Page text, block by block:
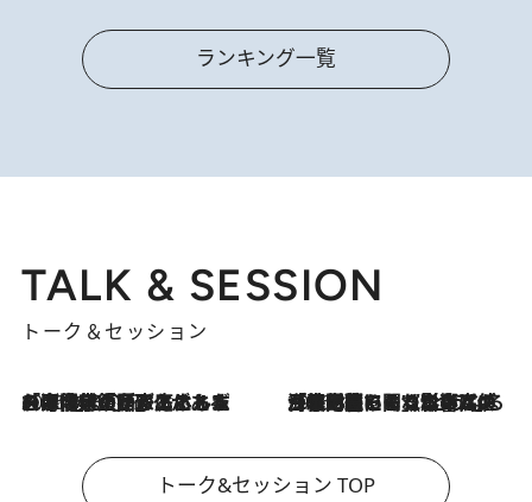
ランキング一覧
TALK & SESSION
トーク＆セッション
2026.8.3
「今後値上げがあるとすれば…」「リスクがあるのは今年の冬」エネルギー専門家が語る、ホルムズ海峡封鎖が家庭にもたらす“ある心配” 2026.8.3
「住宅建てられない…」「サーチャージ料の高値が続いている」ホルムズ海峡封鎖による影響はいつまで続く？《エネルギー専門家に聞く“どうなる日本の暮らし”》
トーク&セッション TOP